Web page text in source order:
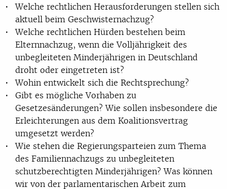
Welche rechtlichen Herausforderungen stellen sich
aktuell beim Geschwisternachzug?
Welche rechtlichen Hürden bestehen beim
Elternnachzug, wenn die Volljährigkeit des
unbegleiteten Minderjährigen in Deutschland
droht oder eingetreten ist?
Wohin entwickelt sich die Rechtsprechung?
Gibt es mögliche Vorhaben zu
Gesetzesänderungen? Wie sollen insbesondere die
Erleichterungen aus dem Koalitionsvertrag
umgesetzt werden?
Wie stehen die Regierungsparteien zum Thema
des Familiennachzugs zu unbegleiteten
schutzberechtigten Minderjährigen? Was können
wir von der parlamentarischen Arbeit zum